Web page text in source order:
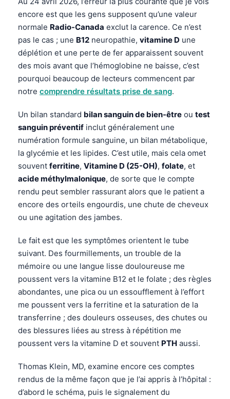
encore est que les gens supposent qu’une valeur
normale Radio-Canada exclut la carence. Ce n’est
pas le cas ; une B12 neuropathie, vitamine D une
déplétion et une perte de fer apparaissent souvent
des mois avant que l’hémoglobine ne baisse, c’est
pourquoi beaucoup de lecteurs commencent par
notre comprendre résultats prise de sang.
Un bilan standard bilan sanguin de bien-être ou test
sanguin préventif inclut généralement une
numération formule sanguine, un bilan métabolique,
la glycémie et les lipides. C’est utile, mais cela omet
souvent ferritine, Vitamine D (25-OH), folate, et
acide méthylmalonique, de sorte que le compte
rendu peut sembler rassurant alors que le patient a
encore des orteils engourdis, une chute de cheveux
ou une agitation des jambes.
Le fait est que les symptômes orientent le tube
suivant. Des fourmillements, un trouble de la
mémoire ou une langue lisse douloureuse me
poussent vers la vitamine B12 et le folate ; des règles
abondantes, une pica ou un essoufflement à l’effort
me poussent vers la ferritine et la saturation de la
transferrine ; des douleurs osseuses, des chutes ou
des blessures liées au stress à répétition me
poussent vers la vitamine D et souvent PTH aussi.
Thomas Klein, MD, examine encore ces comptes
rendus de la même façon que je l’ai appris à l’hôpital :
d’abord le schéma, puis le signalement du